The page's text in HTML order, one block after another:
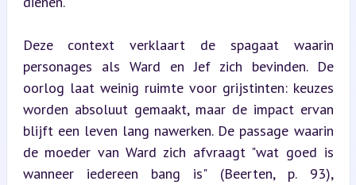
Deze context verklaart de spagaat waarin
personages als Ward en Jef zich bevinden. De
oorlog laat weinig ruimte voor grijstinten: keuzes
worden absoluut gemaakt, maar de impact ervan
blijft een leven lang nawerken. De passage waarin
de moeder van Ward zich afvraagt "wat goed is
wanneer iedereen bang is" (Beerten, p. 93),